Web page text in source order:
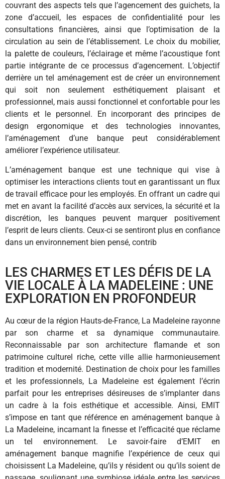
couvrant des aspects tels que l’agencement des guichets, la
zone d’accueil, les espaces de confidentialité pour les
consultations financières, ainsi que l’optimisation de la
circulation au sein de l’établissement. Le choix du mobilier,
la palette de couleurs, l’éclairage et même l’acoustique font
partie intégrante de ce processus d’agencement. L’objectif
derrière un tel aménagement est de créer un environnement
qui soit non seulement esthétiquement plaisant et
professionnel, mais aussi fonctionnel et confortable pour les
clients et le personnel. En incorporant des principes de
design ergonomique et des technologies innovantes,
l’aménagement d’une banque peut considérablement
améliorer l’expérience utilisateur.
L’aménagement banque est une technique qui vise à
optimiser les interactions clients tout en garantissant un flux
de travail efficace pour les employés. En offrant un cadre qui
met en avant la facilité d’accès aux services, la sécurité et la
discrétion, les banques peuvent marquer positivement
l’esprit de leurs clients. Ceux-ci se sentiront plus en confiance
dans un environnement bien pensé, contrib
LES CHARMES ET LES DÉFIS DE LA
VIE LOCALE À LA MADELEINE : UNE
EXPLORATION EN PROFONDEUR
Au cœur de la région Hauts-de-France, La Madeleine rayonne
par son charme et sa dynamique communautaire.
Reconnaissable par son architecture flamande et son
patrimoine culturel riche, cette ville allie harmonieusement
tradition et modernité. Destination de choix pour les familles
et les professionnels, La Madeleine est également l’écrin
parfait pour les entreprises désireuses de s’implanter dans
un cadre à la fois esthétique et accessible. Ainsi, EMIT
s’impose en tant que référence en aménagement banque à
La Madeleine, incarnant la finesse et l’efficacité que réclame
un tel environnement. Le savoir-faire d’EMIT en
aménagement banque magnifie l’expérience de ceux qui
choisissent La Madeleine, qu’ils y résident ou qu’ils soient de